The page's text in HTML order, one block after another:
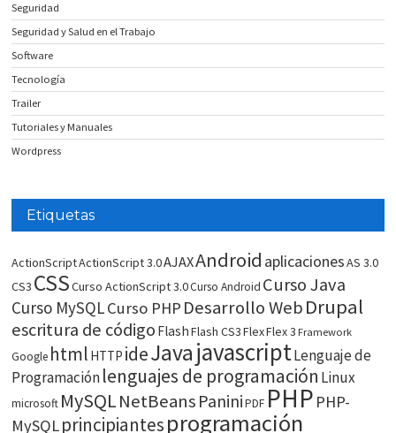
Seguridad
Seguridad y Salud en el Trabajo
Software
Tecnología
Trailer
Tutoriales y Manuales
Wordpress
Etiquetas
ActionScriptActionScript 3.0AJAXAndroid aplicacionesAS 3.0
CS3 CSSCurso ActionScript 3.0Curso Android Curso Java
Curso MySQLCurso PHP Desarrollo WebDrupal
escritura de código FlashFlash CS3FlexFlex 3 Framework
Google html HTTP ideJavajavascriptLenguaje de
Programaciónlenguajes de programación Linux
microsoft MySQLNetBeans Panini PDF PHP PHP-
MySQLprincipiantesprogramación